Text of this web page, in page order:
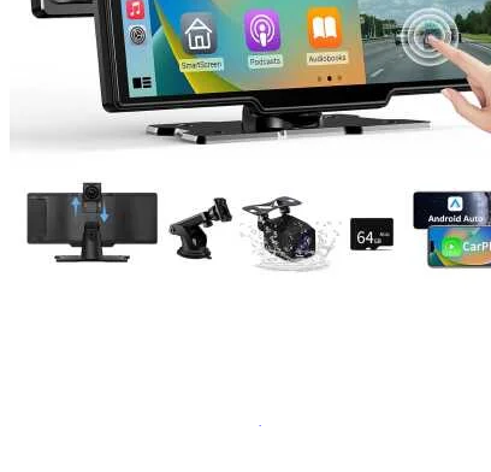
Navigație Mercedes W204
Navigație Mercedes W211
Navigație Mercedes Sprinter
Passat
Navigație Passat B5
Navigație Passat B5 5
Navigație Passat B8
Navigație Passat CC
Skoda
Navigație Skoda Fabia 1